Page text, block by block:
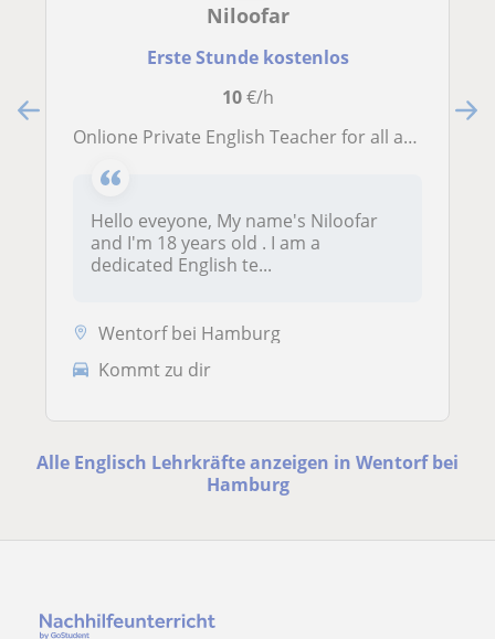
Niloofar
Erste Stunde kostenlos
10€/h
Onlione Private English Teacher for all ages
Hello eveyone, My name's Niloofar
and I'm 18 years old . I am a
dedicated English te...
Wentorf bei Hamburg
Kommt zu dir
Alle Englisch Lehrkräfte anzeigen in Wentorf bei
Hamburg